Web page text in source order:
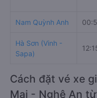
Nam Quỳnh Anh
Hà Sơn (Vinh -
Sapa)
Cách đặt vé xe
Mai - Nghệ An